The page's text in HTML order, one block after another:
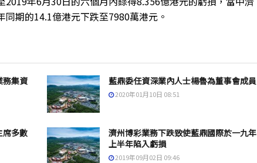
期的14.1億港元下跌至7980萬港元。
務集資
藍鼎委任資深業內人士楊魯為董事會成員
2020年01月10日 08:51
席多數
濟州博彩業務下跌致使藍鼎國際於一九年
上半年陷入虧損
2019年09月02日 09:46